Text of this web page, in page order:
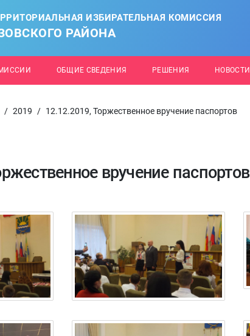
ИЗБИРАТЕЛЬНАЯ КОМИССИЯ
РАЙОНА
ОБЩИЕ СВЕДЕНИЯ РЕШЕНИЯ НОВОСТИ
/ 2019 / 12.12.2019, Торжественное вручение паспортов
вручение паспортов